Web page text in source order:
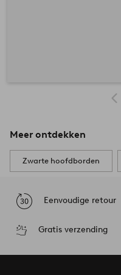
Meer ontdekken
Zwarte hoofdborden
Eenvoudige retour
Gratis verzending